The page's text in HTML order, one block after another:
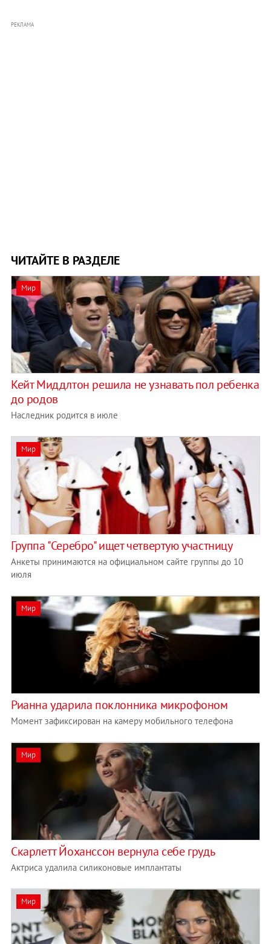
РЕКЛАМА
ЧИТАЙТЕ В РАЗДЕЛЕ
Мир
Кейт Миддлтон решила не узнавать пол ребенка
до родов
Наследник родится в июле
Мир
Группа "Серебро" ищет четвертую участницу
Анкеты принимаются на официальном сайте группы до 10
июля
Мир
Рианна ударила поклонника микрофоном
Момент зафиксирован на камеру мобильного телефона
Мир
Скарлетт Йоханссон вернула себе грудь
Актриса удалила силиконовые имплантаты
Мир